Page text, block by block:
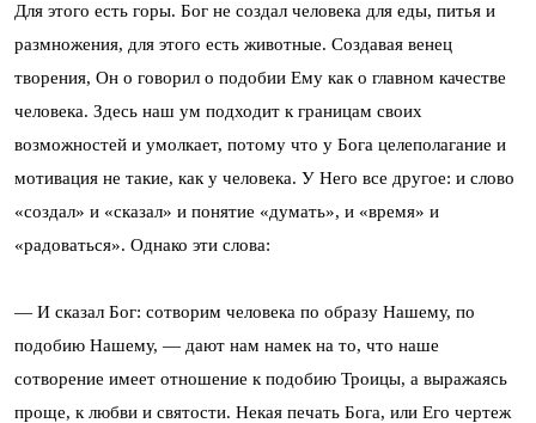
Для этого есть горы. Бог не создал человека для еды, питья и
размножения, для этого есть животные. Создавая венец
творения, Он о говорил о подобии Ему как о главном качестве
человека. Здесь наш ум подходит к границам своих
возможностей и умолкает, потому что у Бога целеполагание и
мотивация не такие, как у человека. У Него все другое: и слово
«создал» и «сказал» и понятие «думать», и «время» и
«радоваться». Однако эти слова:
— И сказал Бог: сотворим человека по образу Нашему, по
подобию Нашему, — дают нам намек на то, что наше
сотворение имеет отношение к подобию Троицы, а выражаясь
проще, к любви и святости. Некая печать Бога, или Его чертеж